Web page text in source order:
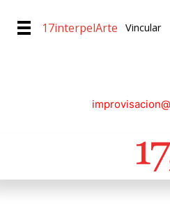
17interpelArte Vincular